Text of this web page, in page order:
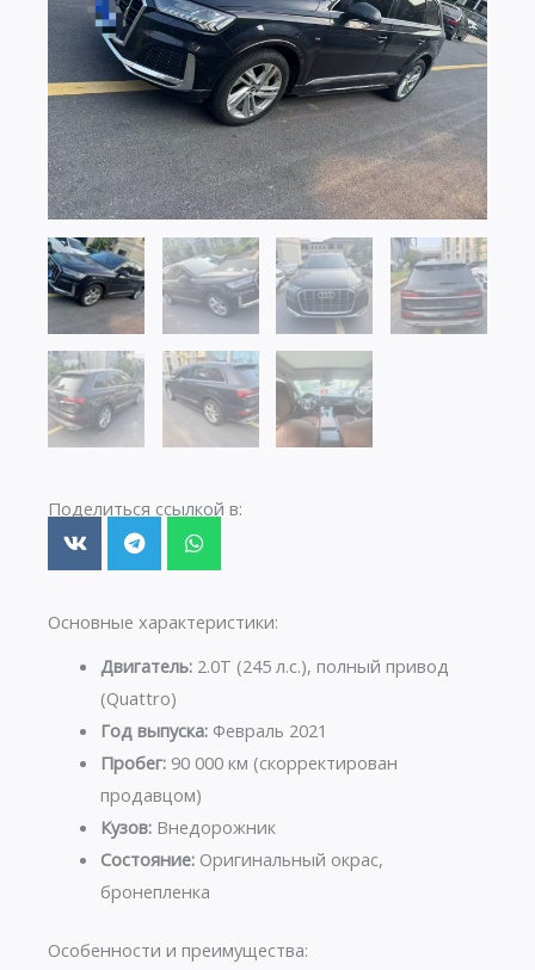
Поделиться ссылкой в:
Основные характеристики:
Двигатель:2.0T (245 л.с.), полный привод
(Quattro)
Год выпуска:Февраль 2021
Пробег:90 000 км (скорректирован
продавцом)
Кузов:Внедорожник
Состояние:Оригинальный окрас,
бронепленка
Особенности и преимущества: